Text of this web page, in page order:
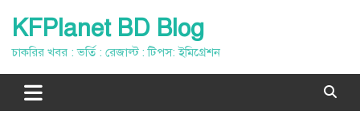
content
KFPlanet BD Blog
চাকরির খবর : ভর্তি : রেজাল্ট : টিপস: ইমিগ্রেশন